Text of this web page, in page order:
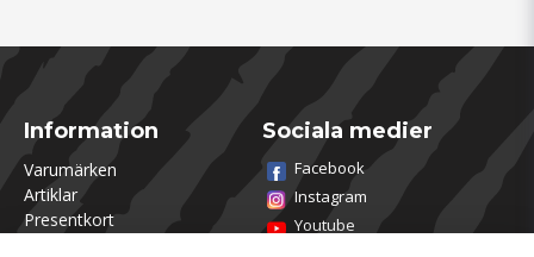
Information
Varumärken
Artiklar
Presentkort
Sociala medier
Facebook
Instagram
Youtube